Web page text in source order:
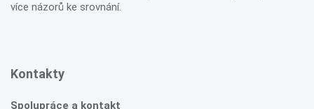
více názorů ke srovnání.
Kontakty
Spolupráce a kontakt